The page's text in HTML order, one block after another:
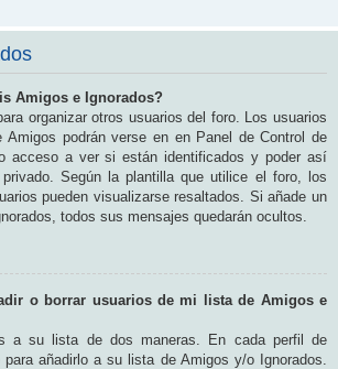
Amigos e Ignorados?
organizar otros usuarios del foro. Los usuarios
podrán verse en en Panel de Control de
acceso a ver si están identificados y poder así
Según la plantilla que utilice el foro, los
pueden visualizarse resaltados. Si añade un
todos sus mensajes quedarán ocultos.
o borrar usuarios de mi lista de Amigos e
a su lista de dos maneras. En cada perfil de
añadirlo a su lista de Amigos y/o Ignorados.